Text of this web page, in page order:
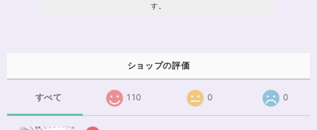
す。
ショップの評価
すべて 110 0 0